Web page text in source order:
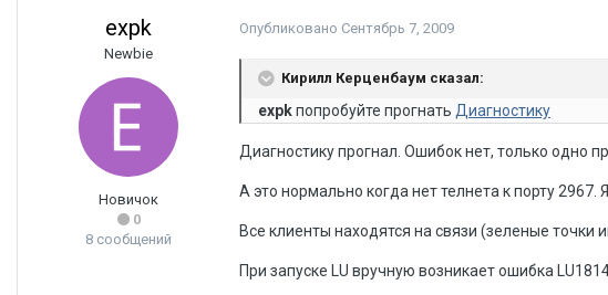
expk
Newbie
Новичок
0
8 сообщений
Опубликовано Сентябрь 7, 2009
Кирилл Керценбаум сказал:
expkпопробуйте прогнать Диагностику
Диагностику прогнал. Ошибок нет, только одно
А это нормально когда нет телнета к порту 2967.
Все клиенты находятся на связи (зеленые
При запуске LU вручную возникает ошибка